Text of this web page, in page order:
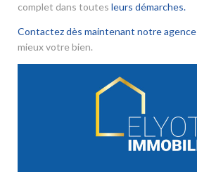
complet dans toutes leurs démarches.
Contactez dès maintenant notre agence
mieux votre bien.